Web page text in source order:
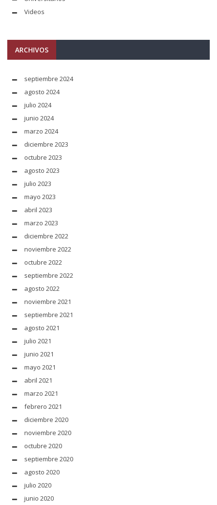
Videos
ARCHIVOS
septiembre 2024
agosto 2024
julio 2024
junio 2024
marzo 2024
diciembre 2023
octubre 2023
agosto 2023
julio 2023
mayo 2023
abril 2023
marzo 2023
diciembre 2022
noviembre 2022
octubre 2022
septiembre 2022
agosto 2022
noviembre 2021
septiembre 2021
agosto 2021
julio 2021
junio 2021
mayo 2021
abril 2021
marzo 2021
febrero 2021
diciembre 2020
noviembre 2020
octubre 2020
septiembre 2020
agosto 2020
julio 2020
junio 2020